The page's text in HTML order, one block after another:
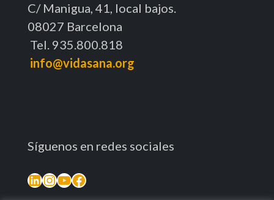
C/ Manigua, 41, local bajos.
08027 Barcelona
Tel. 935.800.818
info@vidasana.org
Síguenos en redes sociales
LinkedIn
Instagram
YouTube
Facebook